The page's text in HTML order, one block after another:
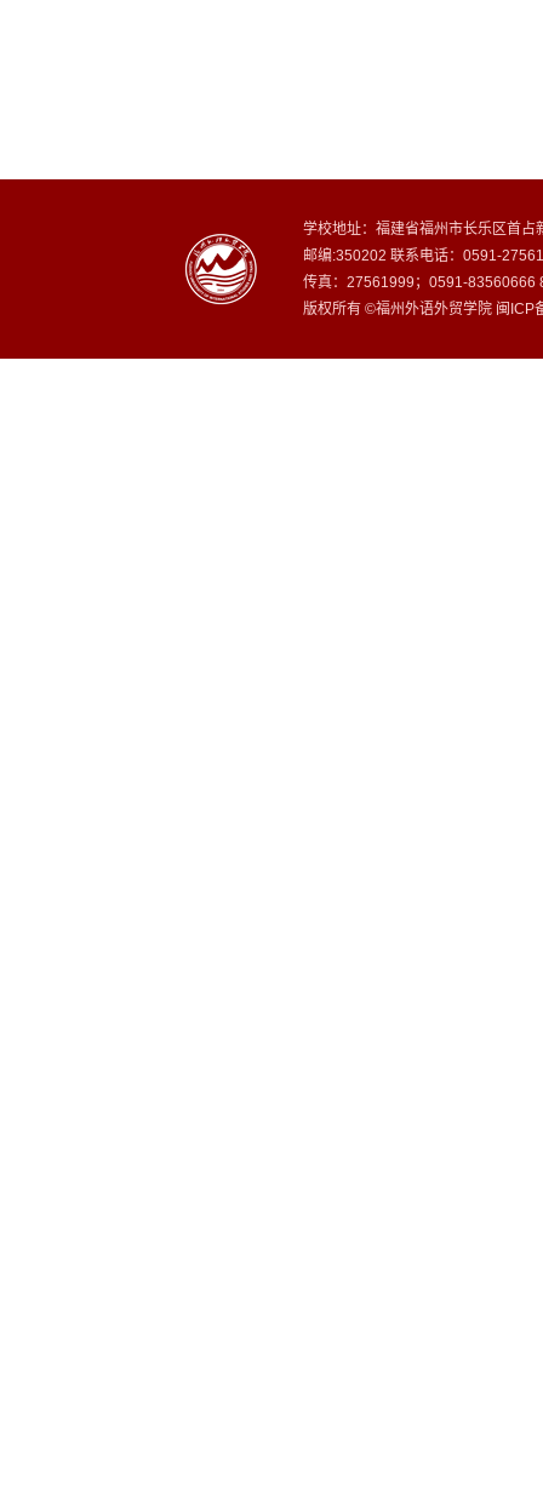
学校地址：福建省福州市长乐区首占
邮编:350202 联系电话：0591-
传真：27561999；0591-83560666
版权所有 ©福州外语外贸学院 闽ICP